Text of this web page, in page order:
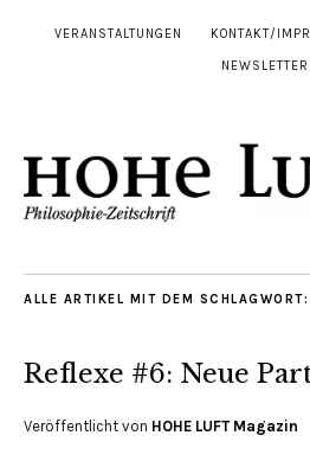
VERANSTALTUNGEN KONTAKT/
NEWSLETTER
ALLE ARTIKEL MIT DEM SCHLAGWORT:
Reflexe #6: Neue
Veröffentlicht von HOHE LUFT Magazin